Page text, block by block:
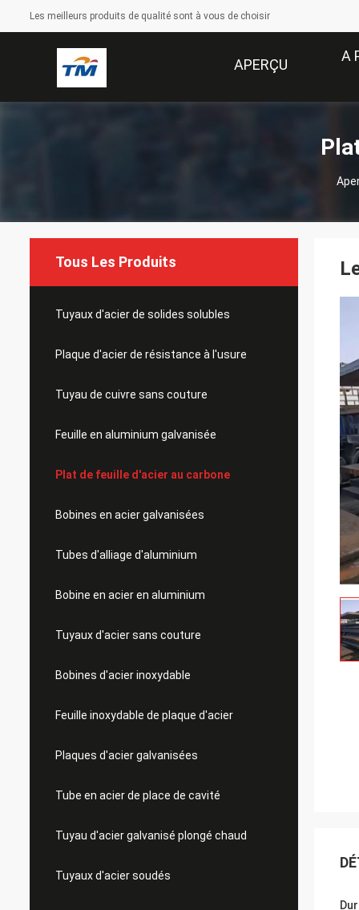
Les meilleurs produits de qualité sont à vous de choisir
APERÇU
A
Tous Les Produits
Tuyaux d'acier de solides solubles
Plaque d'acier de résistance à l'usure
Tuyau de cuivre sans couture
Feuille en aluminium galvanisée
Plat de feuille d'acier au carbone
Bobines en acier galvanisées
Tubes d'alliage d'aluminium
Bobine en acier en aluminium
Tuyaux d'acier sans couture
Bobines d'acier inoxydable
Feuille inoxydable de plaque d'acier
Plaques d'acier galvanisées
Tube en acier de place de cavité
Tuyau d'acier galvanisé plongé chaud
Tuyaux d'acier soudés